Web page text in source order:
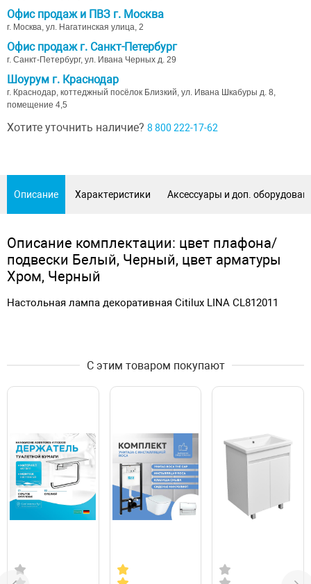
Офис продаж и ПВЗ г. Москва
г. Москва, ул. Нагатинская улица, 2
Офис продаж г. Санкт-Петербург
г. Санкт-Петербург, ул. Ивана Черных д. 29
Шоурум г. Краснодар
г. Краснодар, коттеджный посёлок Близкий, ул. Ивана Шкабуры д. 8,
помещение 4,5
Хотите уточнить наличие? 8 800 222-17-62
Описание Характеристики Аксессуары и доп.
Описание комплектации: цвет плафона/
подвески Белый, Черный, цвет арматуры
Хром, Черный
Настольная лампа декоративная Citilux LINA CL812011
С этим товаром покупают